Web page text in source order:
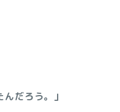
だろう。」